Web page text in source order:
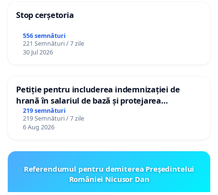
Stop cerșetoria
556 semnături
221 Semnături / 7 zile
30 Jul 2026
Petiție pentru includerea indemnizației de
hrană în salariul de bază și protejarea
gradațiilor de vechime pentru asistenții
personali
219 semnături
219 Semnături / 7 zile
6 Aug 2026
Referendumul pentru demiterea Preşedintelui
României Nicusor Dan